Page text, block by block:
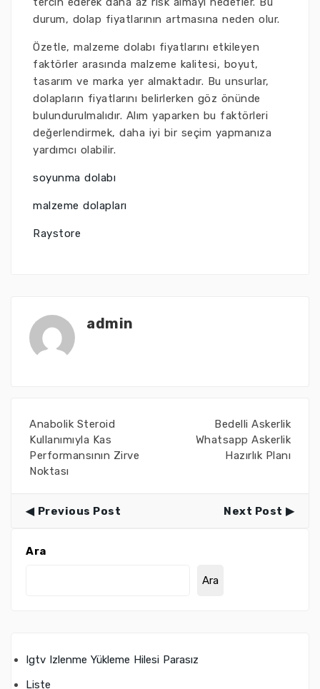
durum, dolap fiyatlarının artmasına neden olur.
Özetle, malzeme dolabı fiyatlarını etkileyen
faktörler arasında malzeme kalitesi, boyut,
tasarım ve marka yer almaktadır. Bu unsurlar,
dolapların fiyatlarını belirlerken göz önünde
bulundurulmalıdır. Alım yaparken bu faktörleri
değerlendirmek, daha iyi bir seçim yapmanıza
yardımcı olabilir.
soyunma dolabı
malzeme dolapları
Raystore
admin
Anabolik Steroid
Kullanımıyla Kas
Performansının Zirve
Noktası
Bedelli Askerlik
Whatsapp Askerlik
Hazırlık Planı
Previous Post Next Post
Ara
Ara
Igtv Izlenme Yükleme Hilesi Parasız
Liste